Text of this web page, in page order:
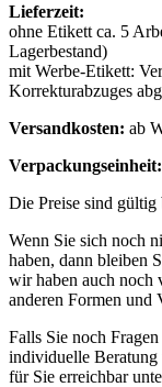
Lieferzeit:
ohne Etikett ca. 5
Lagerbestand)
mit Werbe-Etikett:
Korrekturabzuges
Versandkosten: ab
Verpackungseinheit:
Die Preise sind gültig
Wenn Sie sich noch
haben, dann bleiben
wir haben auch noch
anderen Formen und
Falls Sie noch Fragen
individuelle Beratung
für Sie erreichbar